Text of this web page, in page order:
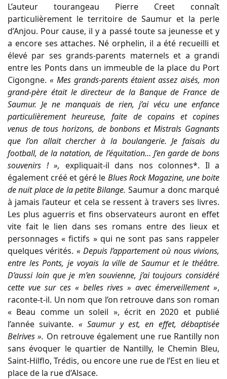
L’auteur tourangeau Pierre Creet connaît
particulièrement le territoire de Saumur et la perle
d’Anjou. Pour cause, il y a passé toute sa jeunesse et y
a encore ses attaches. Né orphelin, il a été recueilli et
élevé par ses grands-parents maternels et a grandi
entre les Ponts dans un immeuble de la place du Port
Cigongne. « Mes grands-parents étaient assez aisés, mon
grand-père était le directeur de la Banque de France de
Saumur. Je ne manquais de rien, j’ai vécu une enfance
particulièrement heureuse, faite de copains et copines
venus de tous horizons, de bonbons et Mistrals Gagnants
que l’on allait chercher à la boulangerie. Je faisais du
football, de la natation, de l’équitation… J’en garde de bons
souvenirs ! », expliquait-il dans nos colonnes*. Il a
également créé et géré le Blues Rock Magazine, une boite
de nuit place de la petite Bilange. Saumur a donc marqué
à jamais l’auteur et cela se ressent à travers ses livres.
Les plus aguerris et fins observateurs auront en effet
vite fait le lien dans ses romans entre des lieux et
personnages « fictifs » qui ne sont pas sans rappeler
quelques vérités. « Depuis l’appartement où nous vivions,
entre les Ponts, je voyais la ville de Saumur et le théâtre.
D’aussi loin que je m’en souvienne, j’ai toujours considéré
cette vue sur ces « belles rives » avec émerveillement »,
raconte-t-il. Un nom que l’on retrouve dans son roman
« Beau comme un soleil », écrit en 2020 et publié
l’année suivante. « Saumur y est, en effet, débaptisée
Belrives ». On retrouve également une rue Rantilly non
sans évoquer le quartier de Nantilly, le Chemin Bleu,
Saint-Hilflo, Trédis, ou encore une rue de l’Est en lieu et
place de la rue d’Alsace.